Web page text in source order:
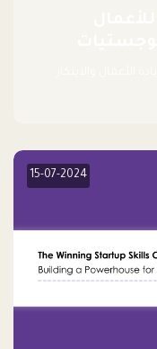
15-07-2024